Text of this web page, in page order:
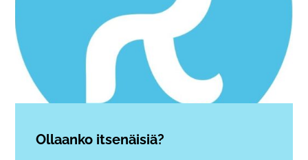
Ollaanko itsenäisiä?